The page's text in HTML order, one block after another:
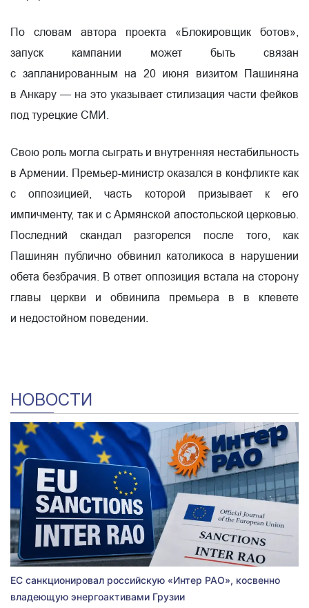
По словам автора проекта «Блокировщик ботов»,
запуск кампании может быть связан
с запланированным на 20 июня визитом Пашиняна
в Анкару — на это указывает стилизация части фейков
под турецкие СМИ.
Свою роль могла сыграть и внутренняя нестабильность
в Армении. Премьер-министр оказался в конфликте как
с оппозицией, часть которой призывает к его
импичменту, так и с Армянской апостольской церковью.
Последний скандал разгорелся после того, как
Пашинян публично обвинил католикоса в нарушении
обета безбрачия. В ответ оппозиция встала на сторону
главы церкви и обвинила премьера в в клевете
и недостойном поведении.
НОВОСТИ
ЕС санкционировал российскую «Интер РАО», косвенно
владеющую энергоактивами Грузии